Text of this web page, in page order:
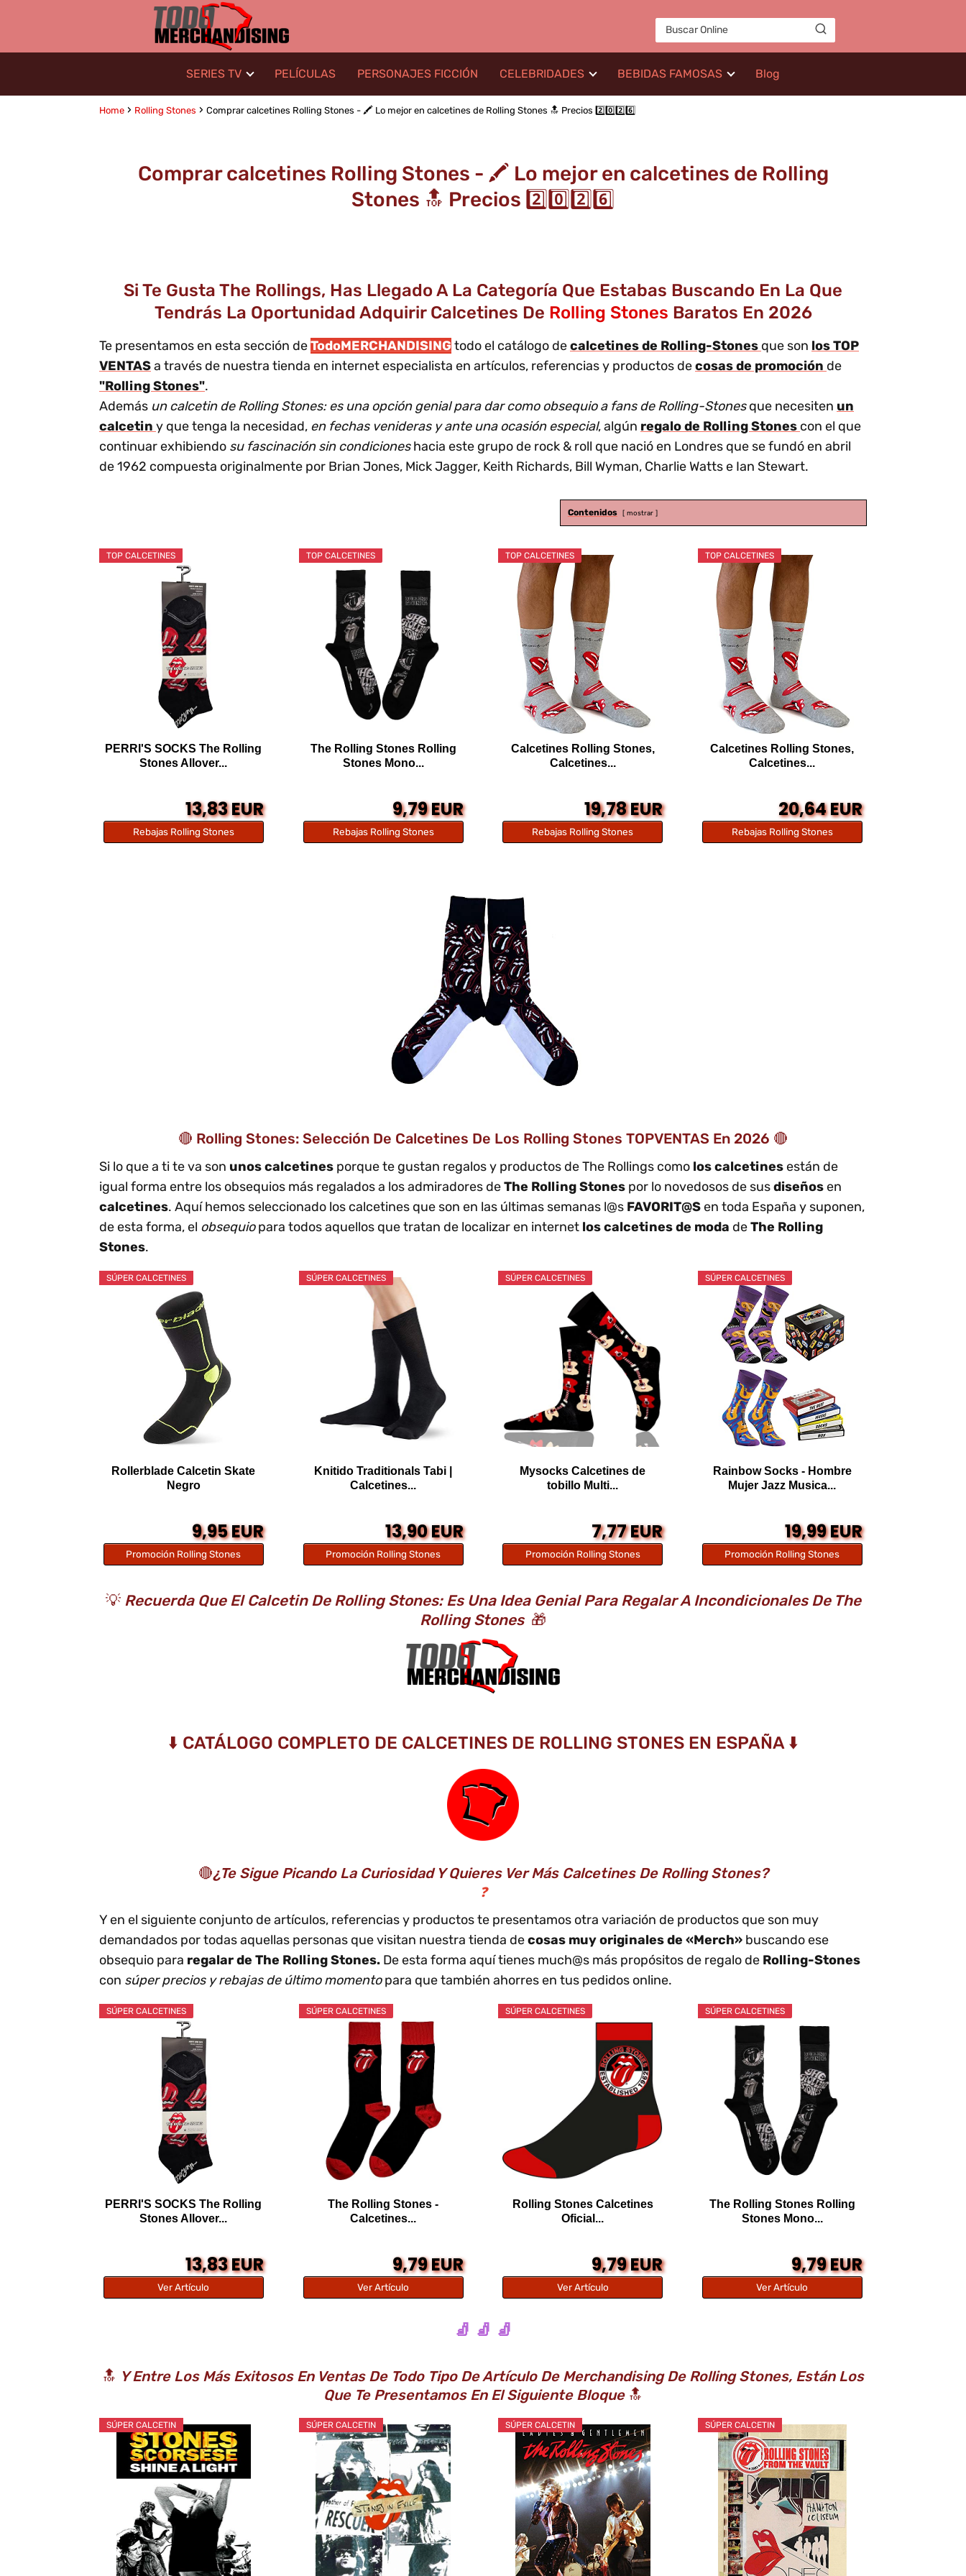
SERIES TV PELÍCULAS PERSONAJES FICCIÓN CELEBRIDADES BEBIDAS FAMOSAS Blog
Home Rolling Stones Comprar calcetines Rolling Stones - 🖍️ Lo mejor en calcetines de Rolling Stones 🔝 Precios 2️⃣0️⃣2️⃣6️⃣
Comprar calcetines Rolling Stones - 🖍️ Lo mejor en calcetines de Rolling
Stones 🔝 Precios 2️⃣0️⃣2️⃣6️⃣
Si Te Gusta The Rollings, Has Llegado A La Categoría Que Estabas Buscando En La Que
Tendrás La Oportunidad Adquirir Calcetines De Rolling Stones Baratos En 2026
Te presentamos en esta sección deTodoMERCHANDISINGtodo el catálogo decalcetines de Rolling-Stones que son los TOP
VENTASa través de nuestra tienda en internet especialista en artículos, referencias y productos decosas de promoción de
"Rolling Stones".
Además un calcetin de Rolling Stones: es una opción genial para dar como obsequio a fans de Rolling-Stonesque necesiten un
calcetin y que tenga la necesidad, en fechas venideras y ante una ocasión especial, algún regalo de Rolling Stones con el que
continuar exhibiendo su fascinación sin condicioneshacia este grupo de rock & roll que nació en Londres que se fundó en abril
de 1962 compuesta originalmente por Brian Jones, Mick Jagger, Keith Richards, Bill Wyman, Charlie Watts e Ian Stewart.
Contenidos mostrar
TOP CALCETINES
PERRI'S SOCKS The Rolling
Stones Allover...
13,83 EUR
Rebajas Rolling Stones
TOP CALCETINES
The Rolling Stones Rolling
Stones Mono...
9,79 EUR
Rebajas Rolling Stones
TOP CALCETINES
Calcetines Rolling Stones,
Calcetines...
19,78 EUR
Rebajas Rolling Stones
TOP CALCETINES
Calcetines Rolling Stones,
Calcetines...
20,64 EUR
Rebajas Rolling Stones
🔴 Rolling Stones: Selección De Calcetines De Los Rolling Stones TOPVENTAS En 2026 🔴
Si lo que a ti te va son unos calcetines porque te gustan regalos y productos de The Rollings como los calcetinesestán de
igual forma entre los obsequios más regalados a los admiradores deThe Rolling Stones por lo novedosos de susdiseñosen
calcetines. Aquí hemos seleccionado los calcetines que son en las últimas semanas l@s FAVORIT@Sen toda España y suponen,
de esta forma, el obsequiopara todos aquellos que tratan de localizar en internet los calcetines de moda deThe Rolling
Stones.
SÚPER CALCETINES
Rollerblade Calcetin Skate
Negro
9,95 EUR
Promoción Rolling Stones
SÚPER CALCETINES
Knitido Traditionals Tabi |
Calcetines...
13,90 EUR
Promoción Rolling Stones
SÚPER CALCETINES
Mysocks Calcetines de
tobillo Multi...
7,77 EUR
Promoción Rolling Stones
SÚPER CALCETINES
Rainbow Socks - Hombre
Mujer Jazz Musica...
19,99 EUR
Promoción Rolling Stones
💡Recuerda Que El Calcetin De Rolling Stones: Es Una Idea Genial Para Regalar A Incondicionales De The
Rolling Stones 🎁
⬇️ CATÁLOGO COMPLETO DE CALCETINES DE ROLLING STONES EN ESPAÑA ⬇️
🔴¿Te Sigue Picando La Curiosidad Y Quieres Ver Más Calcetines De Rolling Stones?
❓
Y en el siguiente conjunto de artículos, referencias y productos te presentamos otra variación de productos que son muy
demandados por todas aquellas personas que visitan nuestra tienda decosas muy originales de «Merch» buscando ese
obsequio para regalar de The Rolling Stones. De esta forma aquí tienes much@s más propósitos de regalo de Rolling-Stones
con súper precios y rebajas de último momentopara que también ahorres en tus pedidos online.
SÚPER CALCETINES
PERRI'S SOCKS The Rolling
Stones Allover...
13,83 EUR
Ver Artículo
SÚPER CALCETINES
The Rolling Stones -
Calcetines...
9,79 EUR
Ver Artículo
SÚPER CALCETINES
Rolling Stones Calcetines
Oficial...
9,79 EUR
Ver Artículo
SÚPER CALCETINES
The Rolling Stones Rolling
Stones Mono...
9,79 EUR
Ver Artículo
🧦 🧦 🧦
🔝 Y Entre Los Más Exitosos En Ventas De Todo Tipo De Artículo De Merchandising De Rolling Stones, Están Los
Que Te Presentamos En El Siguiente Bloque🔝
SÚPER CALCETIN SÚPER CALCETIN SÚPER CALCETIN SÚPER CALCETIN